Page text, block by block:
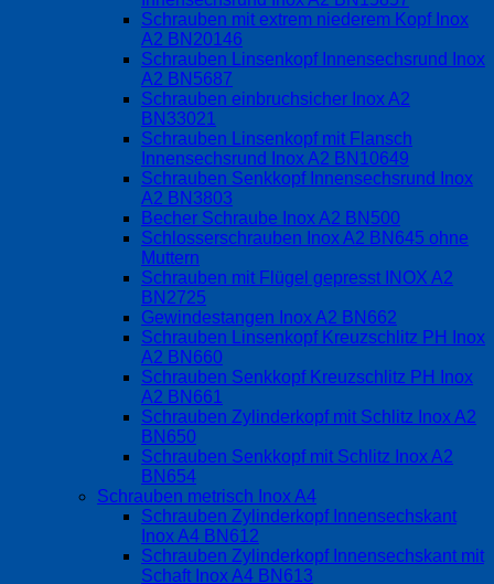
Schrauben mit extrem niederem Kopf Inox
A2 BN20146
Schrauben Linsenkopf Innensechsrund Inox
A2 BN5687
Schrauben einbruchsicher Inox A2
BN33021
Schrauben Linsenkopf mit Flansch
Innensechsrund Inox A2 BN10649
Schrauben Senkkopf Innensechsrund Inox
A2 BN3803
Becher Schraube Inox A2 BN500
Schlosserschrauben Inox A2 BN645 ohne
Muttern
Schrauben mit Flügel gepresst INOX A2
BN2725
Gewindestangen Inox A2 BN662
Schrauben Linsenkopf Kreuzschlitz PH Inox
A2 BN660
Schrauben Senkkopf Kreuzschlitz PH Inox
A2 BN661
Schrauben Zylinderkopf mit Schlitz Inox A2
BN650
Schrauben Senkkopf mit Schlitz Inox A2
BN654
Schrauben metrisch Inox A4
Schrauben Zylinderkopf Innensechskant
Inox A4 BN612
Schrauben Zylinderkopf Innensechskant mit
Schaft Inox A4 BN613